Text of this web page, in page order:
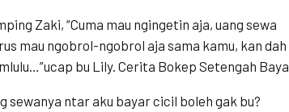
Zaki, “Cuma mau ngingetin aja, uang sewa
mau ngobrol-ngobrol aja sama kamu, kan dah
bu Lily. Cerita Bokep Setengah Baya
sewanya ntar aku bayar cicil boleh gak bu?